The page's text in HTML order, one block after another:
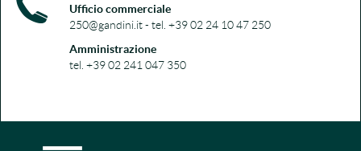
Ufficio commerciale
250@gandini.it - tel. +39 02 24 10 47 250
Amministrazione
tel. +39 02 241 047 350